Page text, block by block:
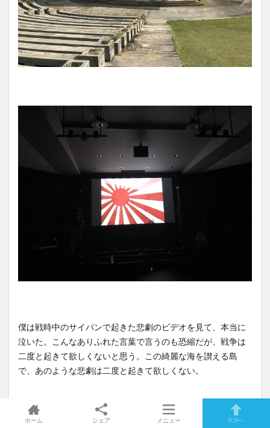
僕は戦時中のサイパンで起きた悲劇のビデオを見て、本当に
泣いた。こんなありふれた言葉で言うのも恐縮だが、戦争は
二度と起きて欲しくないと思う。この綺麗な海を讃える島
で、あのような悲劇は二度と起きて欲しくない。
ホーム シェア メニュー TOPへ